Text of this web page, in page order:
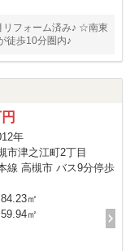
フォーム済み♪ ☆南東
徒歩10分圏内♪
年
市津之江町2丁目
線 高槻市 バス9分停歩
84.23㎡
59.94㎡